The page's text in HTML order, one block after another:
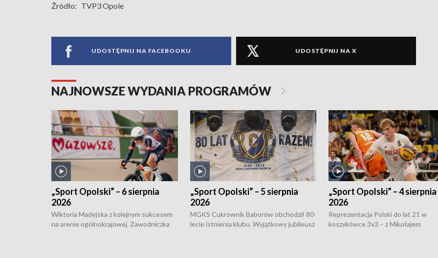
Źródło: TVP3 Opole
UDOSTĘPNIJ NA FACEBOOKU UDOSTĘPNIJ NA X
NAJNOWSZE WYDANIA PROGRAMÓW
„Sport Opolski” – 6 sierpnia
2026
Wiktoria Madejska z kolejnym sukcesem
na arenie ogólnokrajowej. Zawodniczka
„Sport Opolski” – 5 sierpnia
2026
MGKS Cukrownik Baborów obchodził 80-
lecie istnienia klubu. Wyjątkowy jubileusz
„Sport Opolski” – 4 sierpnia
2026
Reprezentacja Polski do lat 21 w
koszykówce 3x3 – z Mikołajem